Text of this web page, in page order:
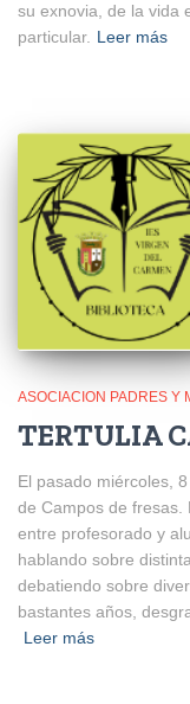
su exnovia, de la vida
particular. Leer más
ASOCIACION PADRES Y
TERTULIA
El pasado miércoles,
de Campos de fresas.
entre profesorado y
hablando sobre
debatiendo sobre
bastantes años,
Leer más